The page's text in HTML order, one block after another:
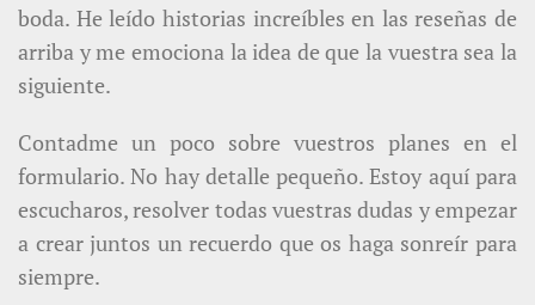
boda. He leído historias increíbles en las reseñas de
arriba y me emociona la idea de que la vuestra sea la
siguiente.
Contadme un poco sobre vuestros planes en el
formulario. No hay detalle pequeño. Estoy aquí para
escucharos, resolver todas vuestras dudas y empezar
a crear juntos un recuerdo que os haga sonreír para
siempre.